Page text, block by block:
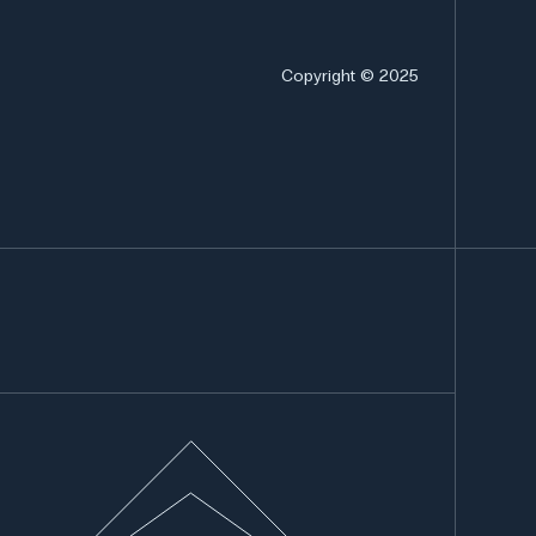
Copyright © 2025